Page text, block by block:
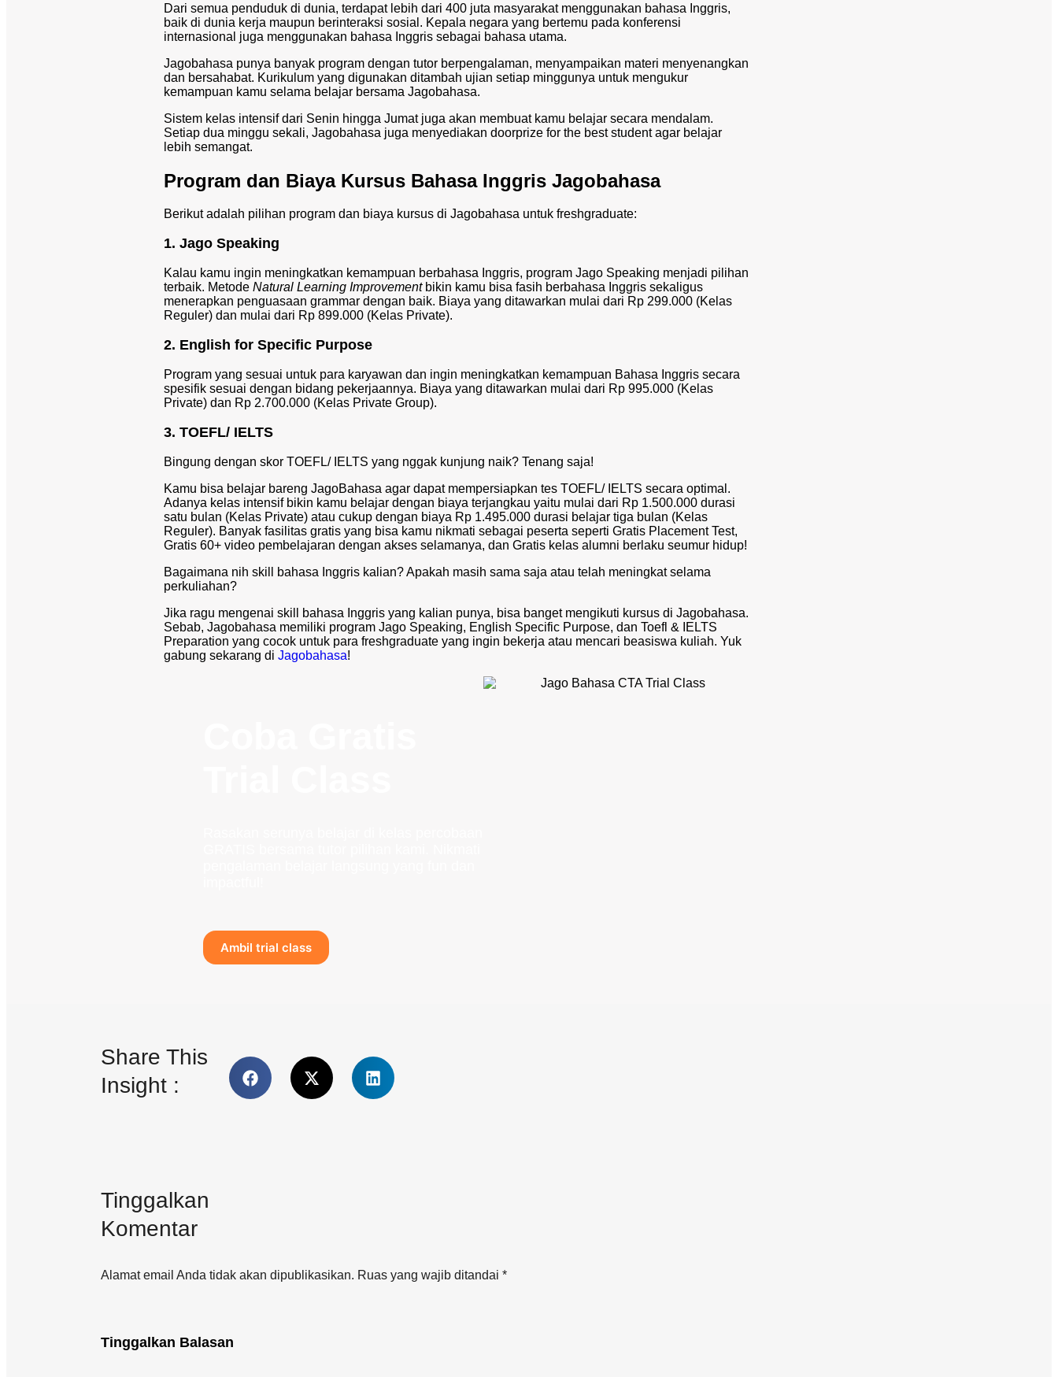
Dari semua penduduk di dunia, terdapat lebih dari 400 juta masyarakat menggunakan bahasa Inggris,
baik di dunia kerja maupun berinteraksi sosial. Kepala negara yang bertemu pada konferensi
internasional juga menggunakan bahasa Inggris sebagai bahasa utama.
Jagobahasa punya banyak program dengan tutor berpengalaman, menyampaikan materi menyenangkan
dan bersahabat. Kurikulum yang digunakan ditambah ujian setiap minggunya untuk mengukur
kemampuan kamu selama belajar bersama Jagobahasa.
Sistem kelas intensif dari Senin hingga Jumat juga akan membuat kamu belajar secara mendalam.
Setiap dua minggu sekali, Jagobahasa juga menyediakan doorprize for the best student agar belajar
lebih semangat.
Program dan Biaya Kursus Bahasa Inggris Jagobahasa
Berikut adalah pilihan program dan biaya kursus di Jagobahasa untuk freshgraduate:
1. Jago Speaking
Kalau kamu ingin meningkatkan kemampuan berbahasa Inggris, program Jago Speaking menjadi pilihan
terbaik. Metode Natural Learning Improvementbikin kamu bisa fasih berbahasa Inggris sekaligus
menerapkan penguasaan grammar dengan baik. Biaya yang ditawarkan mulai dari Rp 299.000 (Kelas
Reguler) dan mulai dari Rp 899.000 (Kelas Private).
2. English for Specific Purpose
Program yang sesuai untuk para karyawan dan ingin meningkatkan kemampuan Bahasa Inggris secara
spesifik sesuai dengan bidang pekerjaannya. Biaya yang ditawarkan mulai dari Rp 995.000 (Kelas
Private) dan Rp 2.700.000 (Kelas Private Group).
3. TOEFL/ IELTS
Bingung dengan skor TOEFL/ IELTS yang nggak kunjung naik? Tenang saja!
Kamu bisa belajar bareng JagoBahasa agar dapat mempersiapkan tes TOEFL/ IELTS secara optimal.
Adanya kelas intensif bikin kamu belajar dengan biaya terjangkau yaitu mulai dari Rp 1.500.000 durasi
satu bulan (Kelas Private) atau cukup dengan biaya Rp 1.495.000 durasi belajar tiga bulan (Kelas
Reguler). Banyak fasilitas gratis yang bisa kamu nikmati sebagai peserta seperti Gratis Placement Test,
Gratis 60+ video pembelajaran dengan akses selamanya, dan Gratis kelas alumni berlaku seumur hidup!
Bagaimana nih skill bahasa Inggris kalian? Apakah masih sama saja atau telah meningkat selama
perkuliahan?
Jika ragu mengenai skill bahasa Inggris yang kalian punya, bisa banget mengikuti kursus di Jagobahasa.
Sebab, Jagobahasa memiliki program Jago Speaking, English Specific Purpose, dan Toefl & IELTS
Preparation yang cocok untuk para freshgraduate yang ingin bekerja atau mencari beasiswa kuliah. Yuk
gabung sekarang di Jagobahasa!
Ambil trial class
Share This
Insight :
Tinggalkan
Komentar
Alamat email Anda tidak akan dipublikasikan. Ruas yang wajib ditandai *
Tinggalkan Balasan